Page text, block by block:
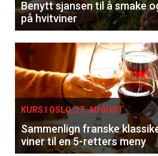
Benytt sjansen til å smake
på hvitviner
KURS I OSLO, 27. AUGUST
Sammenlign franske
viner til en 5-retters meny